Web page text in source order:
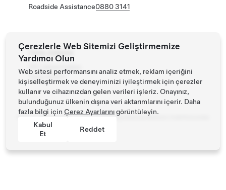
Roadside Assistance0880 3141
Tartu, Estonia
Tartu 50411
2026 Gizlilik ve Mevzuatİletişim Bülteni İndir
Çerezlerle Web Sitemizi Geliştirmemize
Yardımcı Olun
Web sitesi performansını analiz etmek, reklam içeriğini
kişiselleştirmek ve deneyiminizi iyileştirmek için çerezler
kullanır ve cihazınızdan gelen verileri işleriz. Onayınız,
bulunduğunuz ülkenin dışına veri aktarımlarını içerir. Daha
fazla bilgi için Çerez Ayarlarınıgörüntüleyin.
Kabul
Et
Reddet